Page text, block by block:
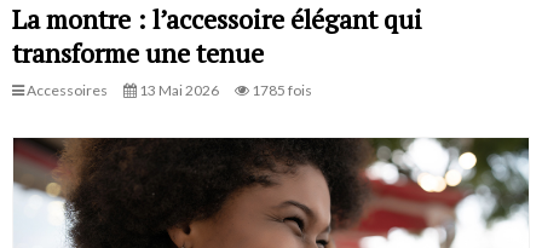
La montre : l’accessoire élégant qui
transforme une tenue
Accessoires 13 Mai 2026 1785 fois